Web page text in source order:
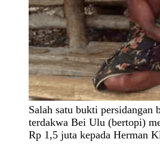
Salah satu bukti persidangan
terdakwa Bei Ulu (bertopi)
Rp 1,5 juta kepada Herman